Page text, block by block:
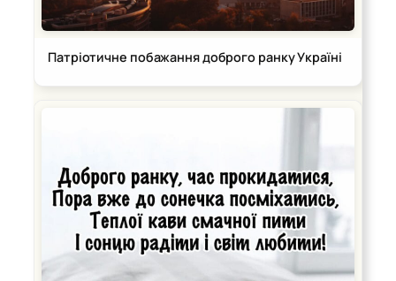
Патріотичне побажання доброго ранку Україні